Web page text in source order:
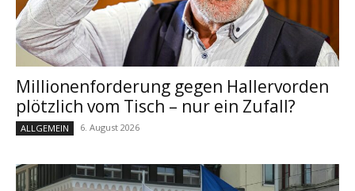
Millionenforderung gegen Hallervorden
plötzlich vom Tisch – nur ein Zufall?
ALLGEMEIN 6. August 2026